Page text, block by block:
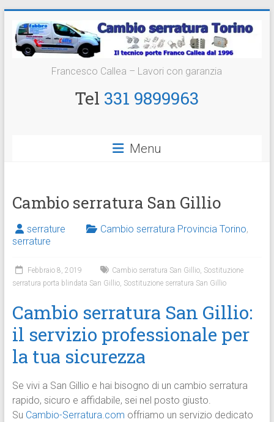
contenuto
Cambio
Serratura
Francesco Callea – Lavori con garanzia
Tel 331 9899963
Menu
Cambio serratura San Gillio
serrature Cambio serratura Provincia Torino,
serrature
Febbraio 8, 2019 Cambio serratura San Gillio, Sostituzione
serratura porta blindata San Gillio, Sostituzione serratura San Gillio
Cambio serratura San Gillio:
il servizio professionale per
la tua sicurezza
Se vivi a San Gillio e hai bisogno di un cambio serratura
rapido, sicuro e affidabile, sei nel posto giusto.
Su Cambio-Serratura.com offriamo un servizio dedicato